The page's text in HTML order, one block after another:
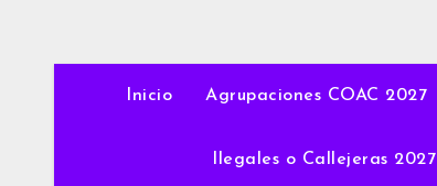
Inicio Agrupaciones COAC 2027
Ilegales o Callejeras 2027